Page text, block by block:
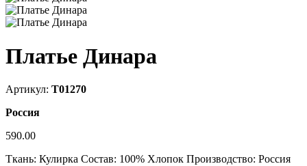
Платье Динара
Артикул: Т01270
Россия
590.00
Ткань: Кулирка Состав: 100% Хлопок Производство: Россия